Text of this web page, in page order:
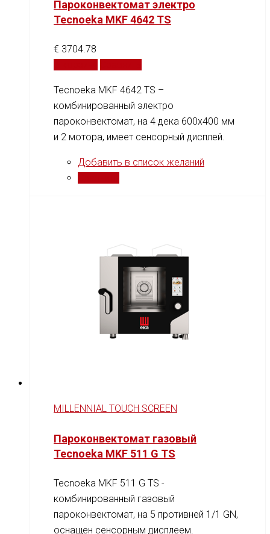
Пароконвектомат электро
Tecnoeka MKF 4642 TS
€ 3704.78
Tecnoeka MKF 4642 TS –
комбинированный электро
пароконвектомат, на 4 дека 600х400 мм
и 2 мотора, имеет сенсорный дисплей.
Добавить в список желаний
MILLENNIAL TOUCH SCREEN
Пароконвектомат газовый
Tecnoeka MKF 511 G TS
Tecnoeka MKF 511 G TS -
комбинированный газовый
пароконвектомат, на 5 противней 1/1 GN,
оснащен сенсорным дисплеем.